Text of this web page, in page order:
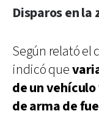
Disparos en la
Según relató el
indicó que
de un
de arma de